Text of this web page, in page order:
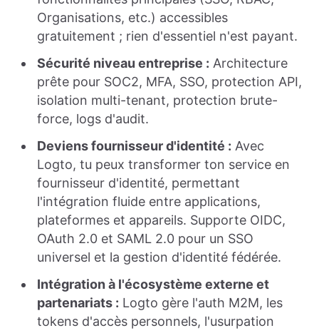
Organisations, etc.) accessibles
gratuitement ; rien d'essentiel n'est payant.
Sécurité niveau entreprise : Architecture
prête pour SOC2, MFA, SSO, protection API,
isolation multi-tenant, protection brute-
force, logs d'audit.
Deviens fournisseur d'identité : Avec
Logto, tu peux transformer ton service en
fournisseur d'identité, permettant
l'intégration fluide entre applications,
plateformes et appareils. Supporte OIDC,
OAuth 2.0 et SAML 2.0 pour un SSO
universel et la gestion d'identité fédérée.
Intégration à l'écosystème externe et
partenariats : Logto gère l'auth M2M, les
tokens d'accès personnels, l'usurpation